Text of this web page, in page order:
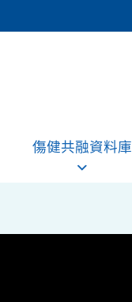
傷健共融資料庫